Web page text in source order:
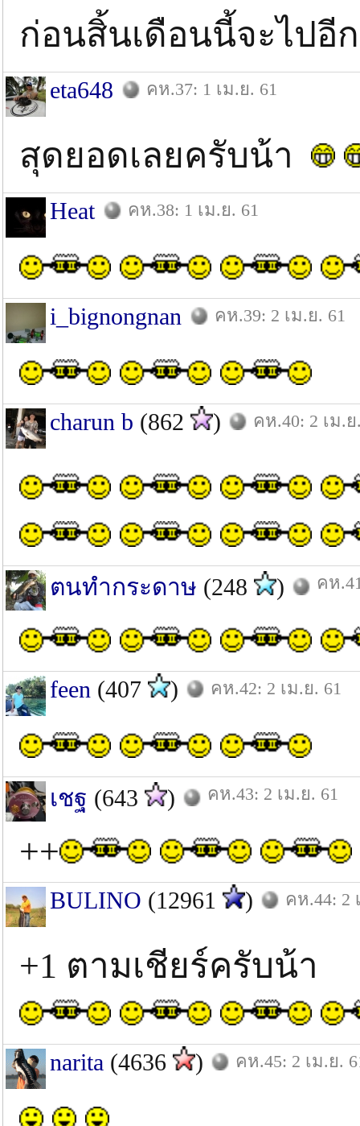
ก่อนสิ้นเดือนนี้จะไปอี
eta648 คห.37: 1 เม.ย. 61
สุดยอดเลยครับน้า
Heat คห.38: 1 เม.ย. 61
i_bignongnan คห.39: 2 เม.ย. 61
charun b (862 ) คห.40: 2 เม.ย
ตนทำกระดาษ (248 ) คห
feen (407 ) คห.42: 2 เม.ย. 61
เชฐ (643 ) คห.43: 2 เม.ย. 61
++
BULINO (12961 ) คห.44: 2
+1 ตามเชียร์ครับน้า
narita (4636 ) คห.45: 2 เม.ย.